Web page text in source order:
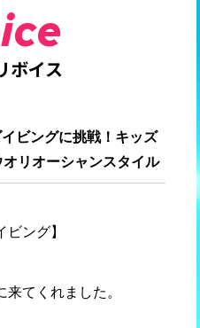
ice
ボイス
ビングに挑戦！キッズ
リオーシャンスタイル
ング】
てくれました。